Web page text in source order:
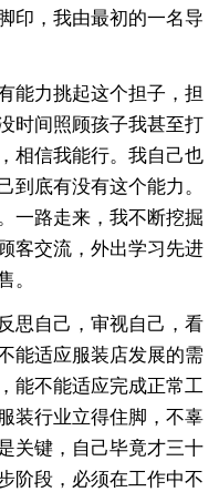
印，我由最初的一名导
能力挑起这个担子，担
时间照顾孩子我甚至打
相信我能行。我自己也
到底有没有这个能力。
一路走来，我不断挖掘
客交流，外出学习先进
。
思自己，审视自己，看
能适应服装店发展的需
能不能适应完成正常工
装行业立得住脚，不辜
关键，自己毕竟才三十
阶段，必须在工作中不